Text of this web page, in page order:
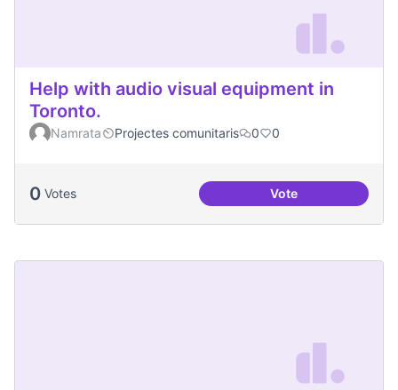
Help with audio visual equipment in
Toronto.
Namrata Projectes comunitaris 0 0
0 Votes VoteHelp with audio